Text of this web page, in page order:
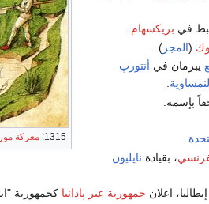
1315: معركة
في بريكسهام.
(المجر ).
يبرمان في أنتورپ
بإسمه.
.
، بقيادة ناپليون
اعلان جمهورية عبر پادانيا كجمهورية